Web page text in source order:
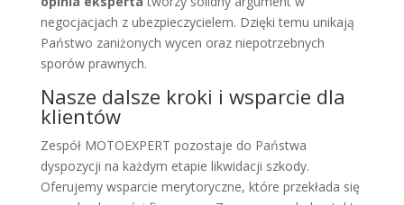
negocjacjach z ubezpieczycielem. Dzięki temu unikają
Państwo zaniżonych wycen oraz niepotrzebnych
sporów prawnych.
Nasze dalsze kroki i wsparcie dla
klientów
Zespół MOTOEXPERT pozostaje do Państwa
dyspozycji na każdym etapie likwidacji szkody.
Oferujemy wsparcie merytoryczne, które przekłada się